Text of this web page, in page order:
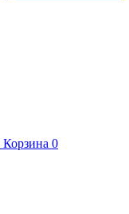
Корзина 0